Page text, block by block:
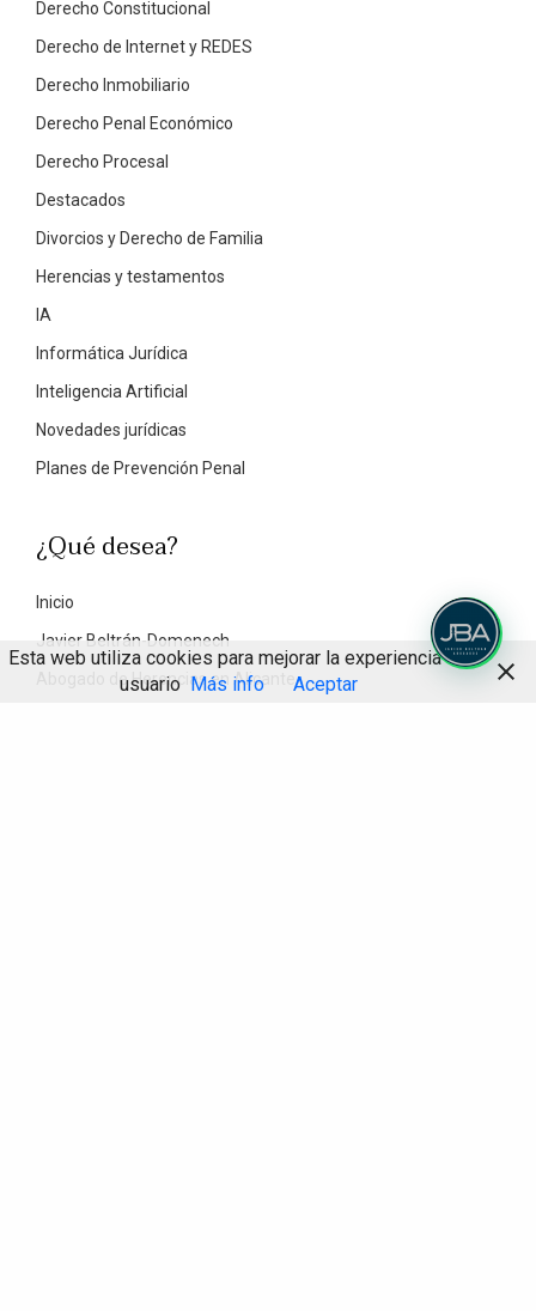
Derecho Constitucional
Derecho de Internet y REDES
Derecho Inmobiliario
Derecho Penal Económico
Derecho Procesal
Destacados
Divorcios y Derecho de Familia
Herencias y testamentos
IA
Informática Jurídica
Inteligencia Artificial
Novedades jurídicas
Planes de Prevención Penal
¿Qué desea?
Inicio
Javier Beltrán-Domenech
Abogado de Herencias en Alicante
Esta web utiliza cookies para mejorar la experiencia de
usuario Más info Aceptar